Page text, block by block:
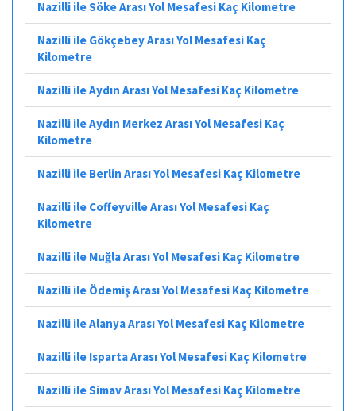
Nazilli ile Söke Arası Yol Mesafesi Kaç Kilometre
Nazilli ile Gökçebey Arası Yol Mesafesi Kaç
Kilometre
Nazilli ile Aydın Arası Yol Mesafesi Kaç Kilometre
Nazilli ile Aydın Merkez Arası Yol Mesafesi Kaç
Kilometre
Nazilli ile Berlin Arası Yol Mesafesi Kaç Kilometre
Nazilli ile Coffeyville Arası Yol Mesafesi Kaç
Kilometre
Nazilli ile Muğla Arası Yol Mesafesi Kaç Kilometre
Nazilli ile Ödemiş Arası Yol Mesafesi Kaç Kilometre
Nazilli ile Alanya Arası Yol Mesafesi Kaç Kilometre
Nazilli ile Isparta Arası Yol Mesafesi Kaç Kilometre
Nazilli ile Simav Arası Yol Mesafesi Kaç Kilometre